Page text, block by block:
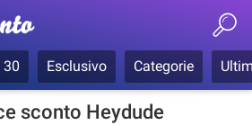
30 Esclusivo Categorie
sconto Heydude